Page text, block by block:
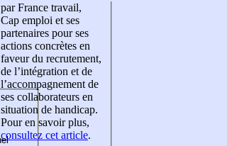
par France travail,
Cap emploi et ses
partenaires pour ses
actions concrètes en
faveur du recrutement,
de l’intégration et de
l’accompagnement de
ses collaborateurs en
situation de handicap.
Pour en savoir plus,
consultez cet article.